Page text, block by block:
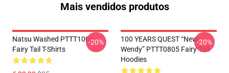
Mais vendidos produtos
Natsu Washed PTTT1005
Fairy Tail T-Shirts
-20%
100 YEARS QUEST “New
Wendy” PTTT0805 Fairy Tail
Hoodies
-20%